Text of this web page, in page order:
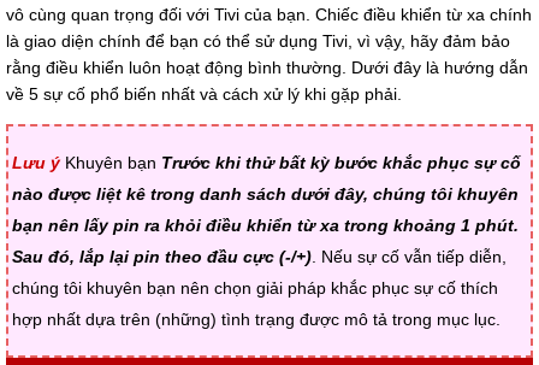
vô cùng quan trọng đối với Tivi của bạn. Chiếc điều khiển từ xa chính
là giao diện chính để bạn có thể sử dụng Tivi, vì vậy, hãy đảm bảo
rằng điều khiển luôn hoạt động bình thường. Dưới đây là hướng dẫn
về 5 sự cố phổ biến nhất và cách xử lý khi gặp phải.
Lưu ýKhuyên bạn Trước khi thử bất kỳ bước khắc phục sự cố
nào được liệt kê trong danh sách dưới đây, chúng tôi khuyên
bạn nên lấy pin ra khỏi điều khiển từ xa trong khoảng 1 phút.
Sau đó, lắp lại pin theo đầu cực (-/+). Nếu sự cố vẫn tiếp diễn,
chúng tôi khuyên bạn nên chọn giải pháp khắc phục sự cố thích
hợp nhất dựa trên (những) tình trạng được mô tả trong mục lục.